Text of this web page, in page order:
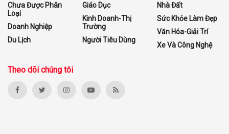
Chưa Được Phân
Loại
Doanh Nghiệp
Du Lịch
Giáo Dục
Kinh Doanh-Thị
Trường
Người Tiêu Dùng
Nhà Đất
Sức Khỏe Làm Đẹp
Văn Hóa-Giải Trí
Xe Và Công Nghệ
Theo dõi chúng tôi